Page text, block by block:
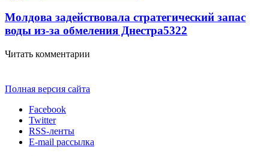
Молдова задействовала стратегический запас
воды из-за обмеления Днестра5322
Читать комментарии
Полная версия сайта
Facebook
Twitter
RSS-ленты
E-mail рассылка